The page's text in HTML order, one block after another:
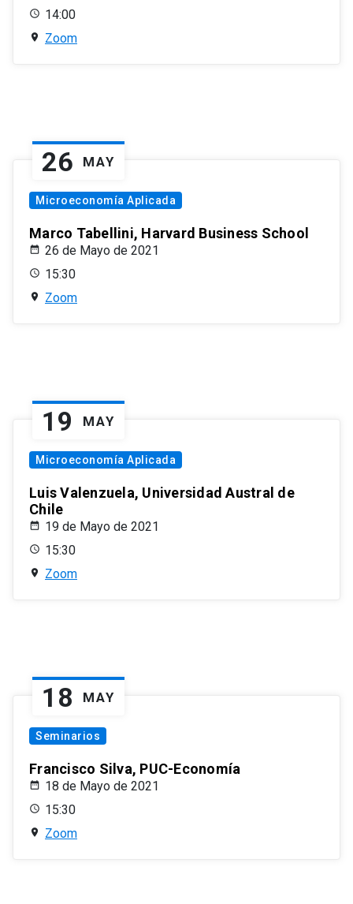
14:00
Zoom
26 MAY
Microeconomía Aplicada
Marco Tabellini, Harvard Business School
26 de Mayo de 2021
15:30
Zoom
19 MAY
Microeconomía Aplicada
Luis Valenzuela, Universidad Austral de
Chile
19 de Mayo de 2021
15:30
Zoom
18 MAY
Seminarios
Francisco Silva, PUC-Economía
18 de Mayo de 2021
15:30
Zoom